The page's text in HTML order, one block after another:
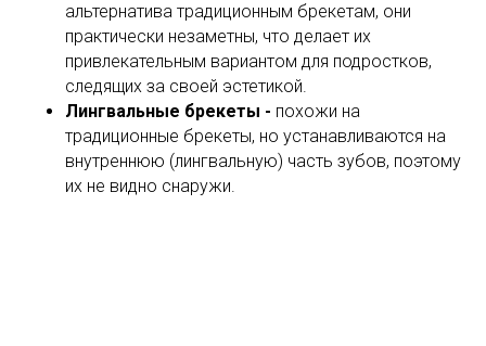
альтернатива традиционным брекетам, они
практически незаметны, что делает их
привлекательным вариантом для подростков,
следящих за своей эстетикой.
Лингвальные брекеты - похожи на
традиционные брекеты, но устанавливаются на
внутреннюю (лингвальную) часть зубов, поэтому
их не видно снаружи.